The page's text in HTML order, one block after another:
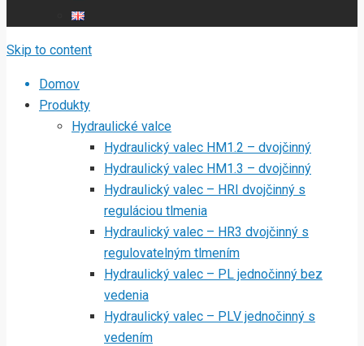
Skip to content
Domov
Produkty
Hydraulické valce
Hydraulický valec HM1.2 – dvojčinný
Hydraulický valec HM1.3 – dvojčinný
Hydraulický valec – HRI dvojčinný s
reguláciou tlmenia
Hydraulický valec – HR3 dvojčinný s
regulovatelným tlmením
Hydraulický valec – PL jednočinný bez
vedenia
Hydraulický valec – PLV jednočinný s
vedením